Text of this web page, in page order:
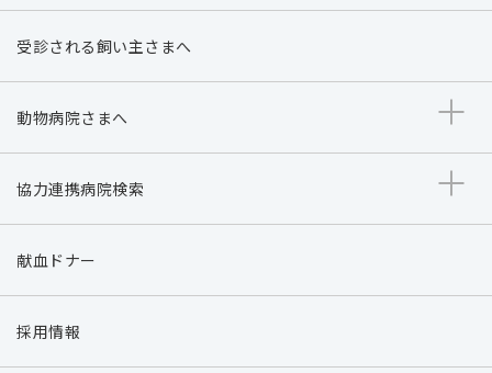
受診される飼い主さまへ
動物病院さまへ
協力連携病院検索
献血ドナー
採用情報